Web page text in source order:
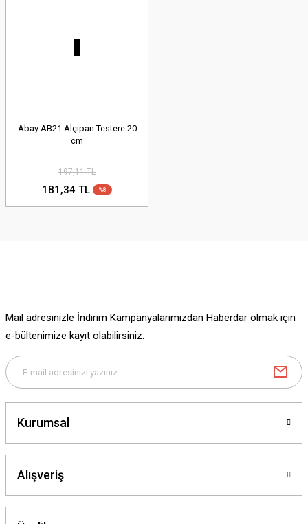
Abay AB21 Alçıpan Testere 20
cm
197,11 TL
181,34 TL %8
Mail adresinizle İndirim Kampanyalarımızdan Haberdar olmak için
e-bültenimize kayıt olabilirsiniz.
Kurumsal
Alışveriş